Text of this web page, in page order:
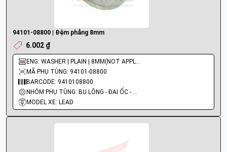
94101-08800 | Đệm phẳng 8mm
6.002 ₫
ENG: WASHER | PLAIN | 8MM(NOT APPLIED)
MÃ PHỤ TÙNG: 94101-08800
BARCODE: 9410108800
NHÓM PHỤ TÙNG: BU LÔNG - ĐAI ỐC - VÍT
MODEL XE: LEAD